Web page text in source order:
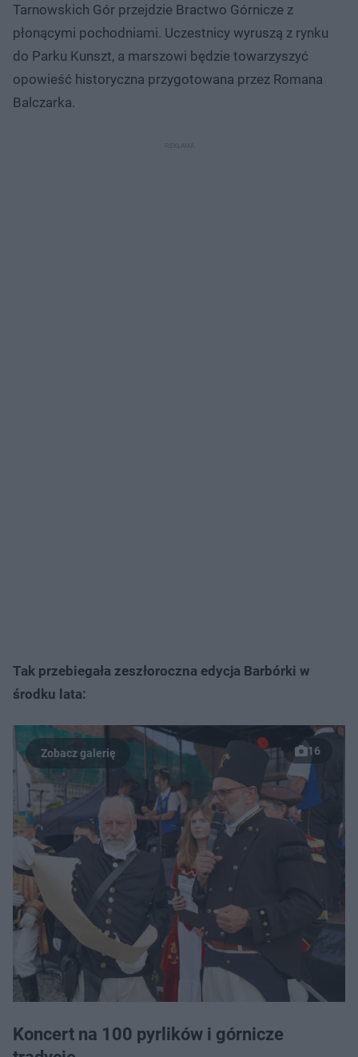
Tarnowskich Gór przejdzie Bractwo Górnicze z
płonącymi pochodniami. Uczestnicy wyruszą z rynku
do Parku Kunszt, a marszowi będzie towarzyszyć
opowieść historyczna przygotowana przez Romana
Balczarka.
Tak przebiegała zeszłoroczna edycja Barbórki w
środku lata:
16
Koncert na 100 pyrlików i górnicze